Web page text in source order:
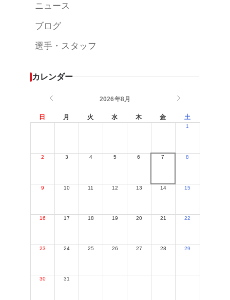
ニュース
ブログ
選手・スタッフ
カレンダー
2026年8月
日 月 火 水 木 金 土
1
2 3 4 5 6 7 8
9 10 11 12 13 14 15
16 17 18 19 20 21 22
23 24 25 26 27 28 29
30 31